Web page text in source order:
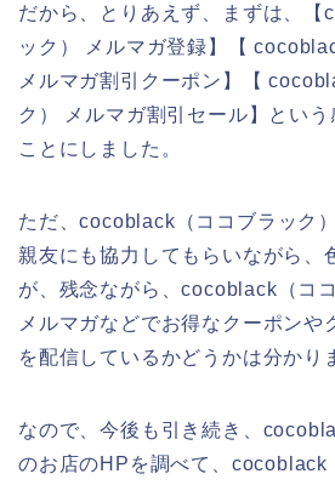
だから、とりあえず、まずは、【
ック） メルマガ登録】【
メルマガ割引クーポン】【
ク） メルマガ割引セール】とい
ことにしました。
ただ、cocoblack（ココブラック
親友にも協力してもらいながら、
が、残念ながら、cocoblack（コ
メルマガなどでお得なクーポンや
を配信しているかどうかは分かり
なので、今後も引き続き、
のお店のHPを調べて、cocoblack